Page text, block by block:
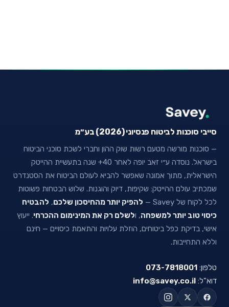
סייבי סוכנות לביטוח פנסיוני (2026) בע״מ
— סוכנות מורשה מטעם רשות שוק ההון וחברי לשכת סוכני הביטוח
בישראל. נוסדה ע״י זאב יופה לאחר 40+ שנה בתעשיית ההייטק
הישראלית, מתוך אמונה שאפשר להביא לעולם הביטוח את הסטנדרט
שמכתיב עולם ההייטק: שקיפות, דיוק והוגנות. שלוש הבטחות פשוטות
לכל לקוח של Savey —
להפיק יותר מהחיסכון שלכם, להבטיח
כיסוי טוב יותר למשפחה, ולשלם רק את המינימום ההכרחי. ייעוץ
אישי, בדיקת כפל ביטוחים, הוזלת עלויות והתאמת כיסויים — חינם
וללא התחייבות.
טלפון: 073-7818001
דוא"ל: info@savey.co.il